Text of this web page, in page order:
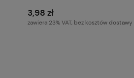
3,98 zł
zawiera 23% VAT, bez kosztów dostawy